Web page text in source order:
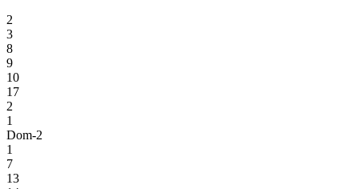
2
3
8
9
10
17
2
1
Dom-2
1
7
13